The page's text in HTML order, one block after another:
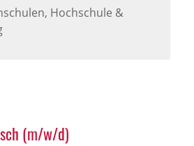
Hochschule &
(m/w/d)